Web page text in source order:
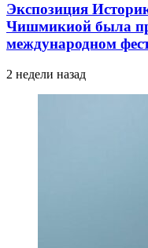
Экспозиция
Чишмикиой была
международном
2 недели назад